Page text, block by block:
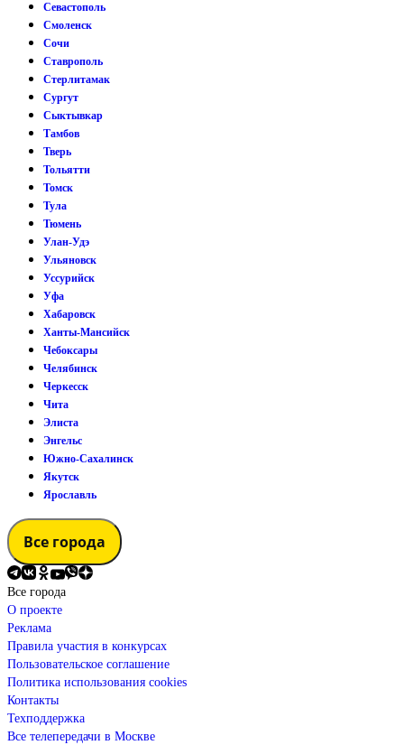
Севастополь
Смоленск
Сочи
Ставрополь
Стерлитамак
Сургут
Сыктывкар
Тамбов
Тверь
Тольятти
Томск
Тула
Тюмень
Улан-Удэ
Ульяновск
Уссурийск
Уфа
Хабаровск
Ханты-Мансийск
Чебоксары
Челябинск
Черкесск
Чита
Элиста
Энгельс
Южно-Сахалинск
Якутск
Ярославль
Все города
Все города
О проекте
Реклама
Правила участия в конкурсах
Пользовательское соглашение
Политика использования cookies
Контакты
Техподдержка
Все телепередачи в Москве